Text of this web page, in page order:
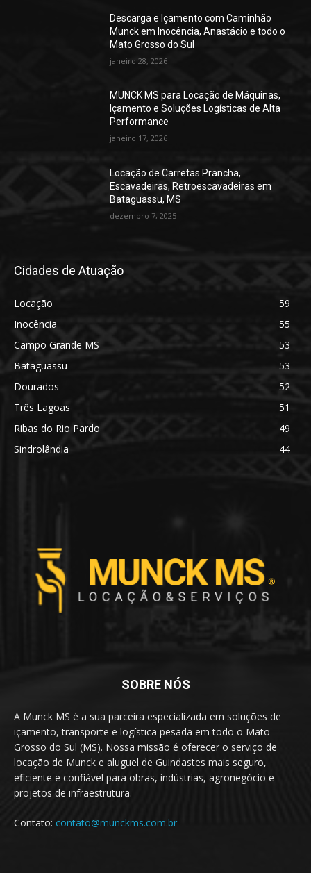
Descarga e Içamento com Caminhão
Munck em Inocência, Anastácio e todo o
Mato Grosso do Sul
janeiro 28, 2026
MUNCK MS para Locação de Máquinas,
Içamento e Soluções Logísticas de Alta
Performance
janeiro 17, 2026
Locação de Carretas Prancha,
Escavadeiras, Retroescavadeiras em
Bataguassu, MS
dezembro 7, 2025
Cidades de Atuação
Locação
59
Inocência
55
Campo Grande MS
53
Bataguassu
53
Dourados
52
Três Lagoas
51
Ribas do Rio Pardo
49
Sindrolândia
44
SOBRE NÓS
A Munck MS é a sua parceira especializada em soluções de
içamento, transporte e logística pesada em todo o Mato
Grosso do Sul (MS). Nossa missão é oferecer o serviço de
locação de Munck e aluguel de Guindastes mais seguro,
eficiente e confiável para obras, indústrias, agronegócio e
projetos de infraestrutura.
Contato: contato@munckms.com.br